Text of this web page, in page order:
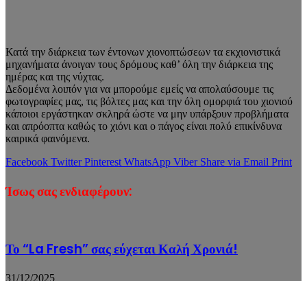
Κατά την διάρκεια των έντονων χιονοπτώσεων τα εκχιονιστικά
μηχανήματα άνοιγαν τους δρόμους καθ’ όλη την διάρκεια της
ημέρας και της νύχτας.
Δεδομένα λοιπόν για να μπορούμε εμείς να απολαύσουμε τις
φωτογραφίες μας, τις βόλτες μας και την όλη ομορφιά του χιονιού
κάποιοι εργάστηκαν σκληρά ώστε να μην υπάρξουν προβλήματα
και απρόοπτα καθώς το χιόνι και ο πάγος είναι πολύ επικίνδυνα
καιρικά φαινόμενα.
Facebook Twitter Pinterest WhatsApp Viber Share via Email Print
Ίσως σας ενδιαφέρουν:
Το “La Fresh” σας εύχεται Καλή Χρονιά!
31/12/2025